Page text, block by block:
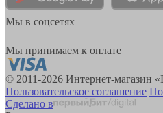
Мы в соцсетях
Мы принимаем к оплате
© 2011-2026 Интернет-магазин
Пользовательское соглашение
Сделано в